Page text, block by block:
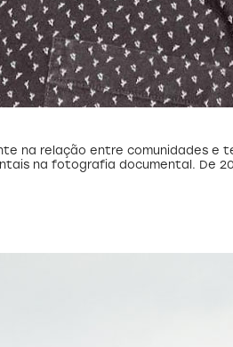
na relação entre comunidades e
na fotografia documental. De